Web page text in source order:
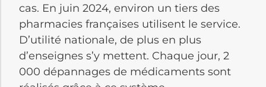
cas. En juin 2024, environ un tiers des
pharmacies françaises utilisent le service.
D’utilité nationale, de plus en plus
d’enseignes s’y mettent. Chaque jour, 2
000 dépannages de médicaments sont